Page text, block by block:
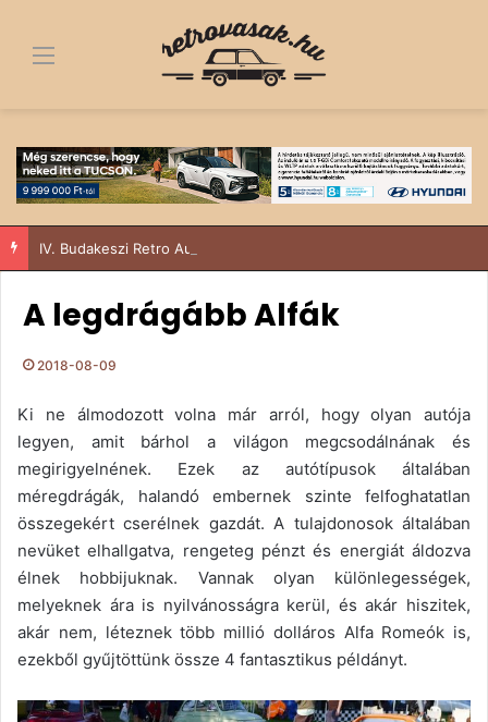
Menü
A legdrágább Alfák
2018-08-09
Ki ne álmodozott volna már arról, hogy olyan autója
legyen, amit bárhol a világon megcsodálnának és
megirigyelnének. Ezek az autótípusok általában
méregdrágák, halandó embernek szinte felfoghatatlan
összegekért cserélnek gazdát. A tulajdonosok általában
nevüket elhallgatva, rengeteg pénzt és energiát áldozva
élnek hobbijuknak. Vannak olyan különlegességek,
melyeknek ára is nyilvánosságra kerül, és akár hiszitek,
akár nem, léteznek több millió dolláros Alfa Romeók is,
ezekből gyűjtöttünk össze 4 fantasztikus példányt.